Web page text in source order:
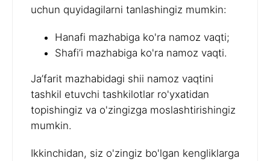
uchun quyidagilarni tanlashingiz mumkin:
Hanafi mazhabiga ko'ra namoz vaqti;
Shafi’i mazhabiga ko'ra namoz vaqti.
Ja’farit mazhabidagi shii namoz vaqtini
tashkil etuvchi tashkilotlar ro'yxatidan
topishingiz va o'zingizga moslashtirishingiz
mumkin.
Ikkinchidan, siz o'zingiz bo'lgan kengliklarga